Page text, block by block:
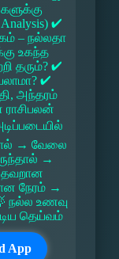
✔
– நல்லதா
உகந்த
தரும்? ✔
✔
அந்தரம்
ராசிபலன்
→ வேலை
→
தவறான
நேரம் →
நல்ல உணவு
தெய்வம்
App